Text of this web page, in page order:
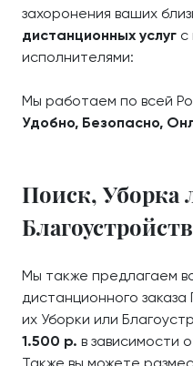
захоронения ваших
дистанционных услуг с
исполнителями:
Мы работаем по всей
Удобно, Безопасно,
Поиск, Уборка
Мы также предлагаем
дистанционного
их Уборки или
1.500 р. в зависимости